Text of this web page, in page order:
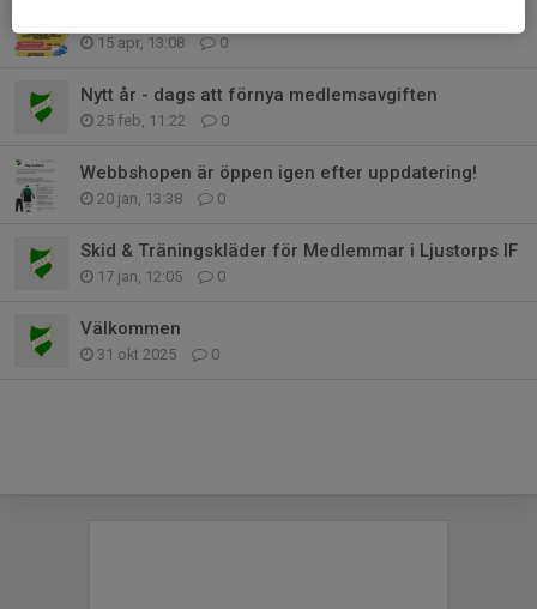
15 apr, 13:08 0
Nytt år - dags att förnya medlemsavgiften
25 feb, 11:22 0
Webbshopen är öppen igen efter uppdatering!
20 jan, 13:38 0
Skid & Träningskläder för Medlemmar i Ljustorps IF
17 jan, 12:05 0
Välkommen
31 okt 2025 0